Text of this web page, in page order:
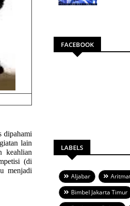
dipahami
lain
keahlian
(di
menjadi
FACEBOOK
LABELS
Aljabar
Bimbel Jakarta Timur